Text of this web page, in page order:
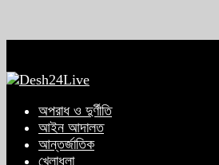
অপরাধ ও দুর্ণীতি
আইন আদালত
আন্তর্জাতিক
খেলাধুলা